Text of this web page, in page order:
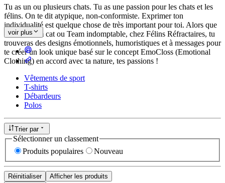
Tu as un ou plusieurs chats. Tu as une passion pour les chats et les
félins. On te dit atypique, non-conformiste. Exprimer ton
individualité est quelque chose de très important pour toi. Alors que
tu sois Team cat ou Team indomptable, chez Félins Réfractaires, tu
trouveras des designs émotionnels, humoristiques et à messages pour
te créer un look unique basé sur le concept EmoCloss (Emotional
Clothing) en accord avec ta nature, tes passions !
voir plus
Vêtements de sport
T-shirts
Débardeurs
Polos
Trier par
Sélectionner un classement
Produits populaires
Nouveau
Réinitialiser
Afficher les produits